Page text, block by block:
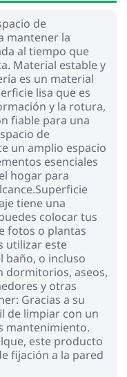
de
mantener la
al tiempo que
Material estable y
es un material
lisa que es
y la rotura,
fiable para una
de
un amplio espacio
esenciales
hogar para
tiene una
colocar tus
fotos o plantas
utilizar este
baño, o incluso
dormitorios, aseos,
y otras
Gracias a su
de limpiar con un
mantenimiento.
este producto
fijación a la pared